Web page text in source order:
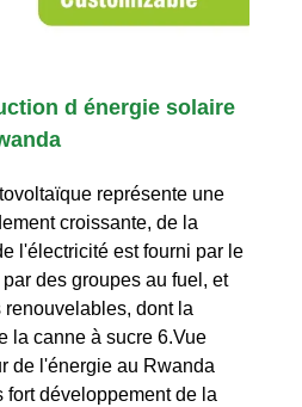
d énergie solaire
représente une
croissante, de la
l'électricité est fourni par le
des groupes au fuel, et
dont la
la canne à sucre 6.Vue
de l'énergie au Rwanda
fort développement de la